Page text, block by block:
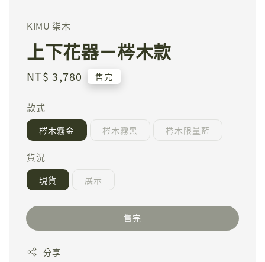
KIMU 柒木
上下花器－梣木款
Regular
NT$ 3,780 售完
款式
梣木霧金 梣木霧黑 梣木限量藍
貨況
現貨 展示
售完
分享